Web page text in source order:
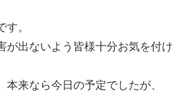
。
が出ないよう皆様十分お気を付け
来なら今日の予定でしたが、